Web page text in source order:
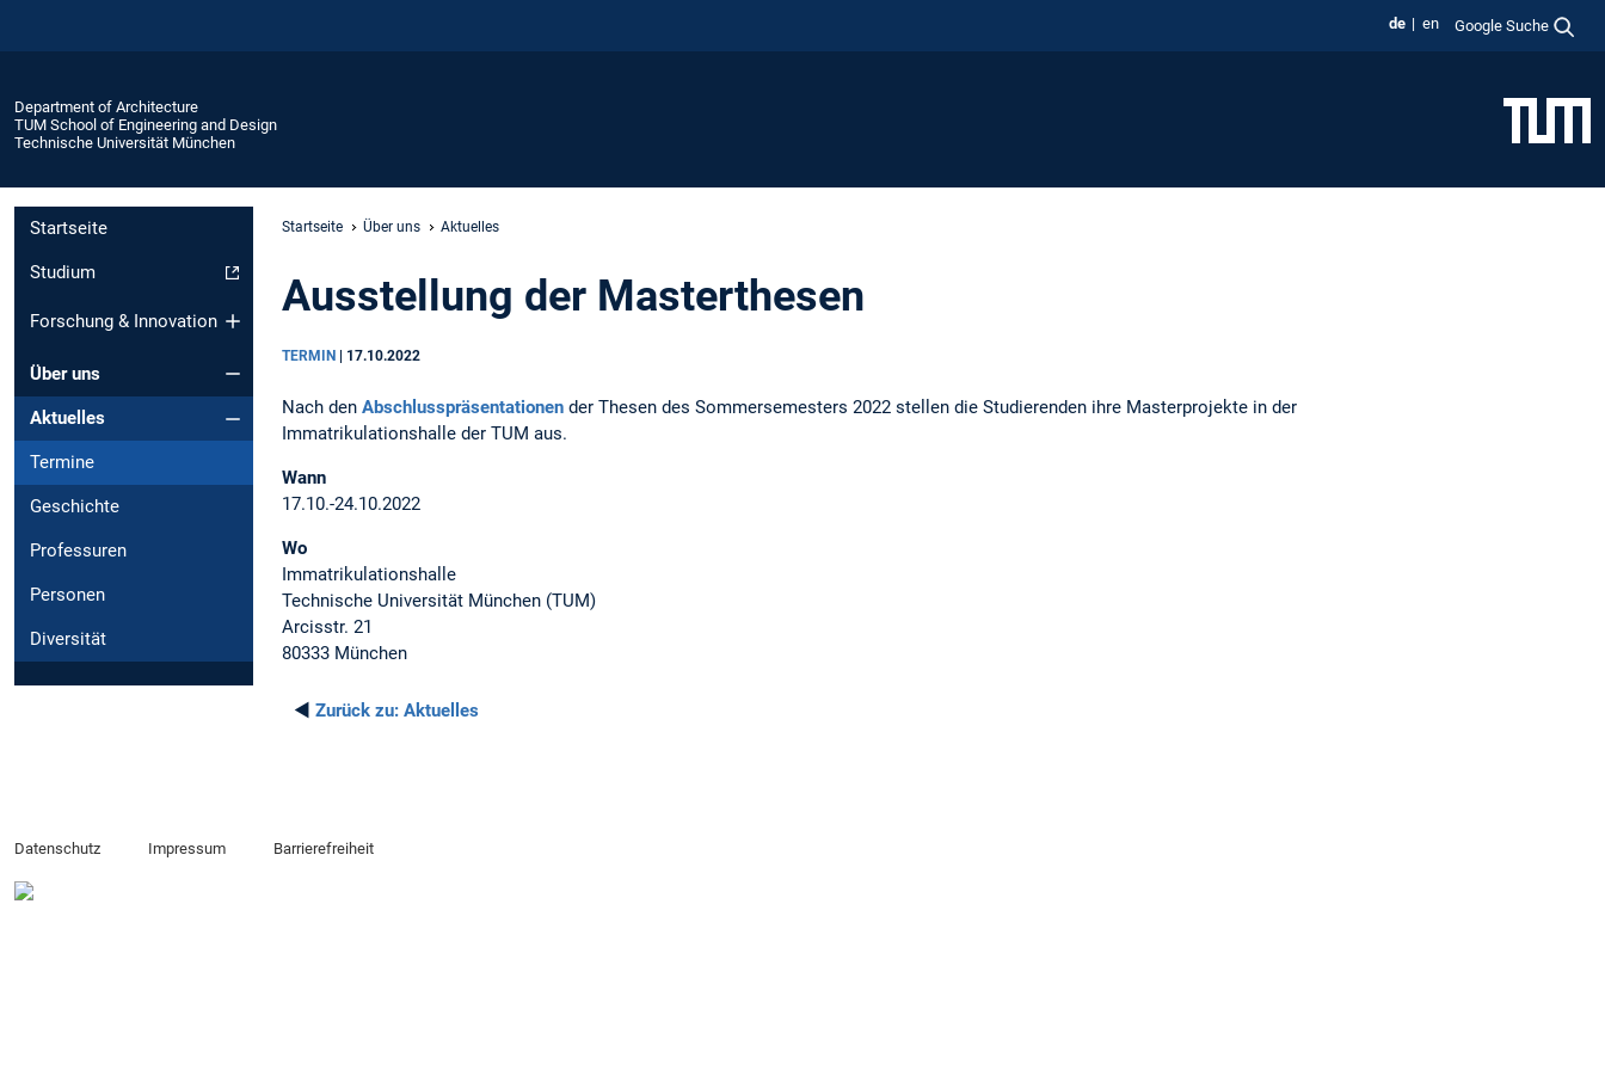
de en Google Suche
Department of Architecture
TUM School of Engineering and Design
Technische Universität München
Startseite
Studium
Forschung & Innovation
Über uns
Aktuelles
Termine
Geschichte
Professuren
Personen
Diversität
Startseite Über uns Aktuelles
Ausstellung der Masterthesen
TERMIN | 17.10.2022
Nach den Abschlusspräsentationen der Thesen des Sommersemesters 2022 stellen die Studierenden ihre Masterprojekte in der
Immatrikulationshalle der TUM aus.
Wann
17.10.-24.10.2022
Wo
Immatrikulationshalle
Technische Universität München (TUM)
Arcisstr. 21
80333 München
◄ Zurück zu: Aktuelles
Datenschutz Impressum Barrierefreiheit